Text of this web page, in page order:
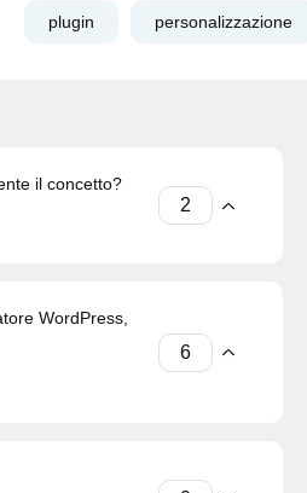
plugin personalizzazione
il concetto?
WordPress,